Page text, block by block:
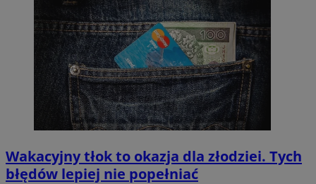
Wakacyjny tłok to okazja dla złodziei. Tych
błędów lepiej nie popełniać